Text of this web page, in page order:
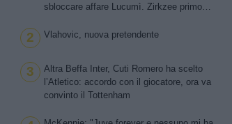
sbloccare affare Lucumì. Zirkzee primo
Zhegrova non vuole partire. Sorloth sul
2 Vlahovic, nuova pretendente
3
Altra Beffa Inter, Cuti Romero ha scelto
l’Atletico: accordo con il giocatore, ora va
convinto il Tottenham